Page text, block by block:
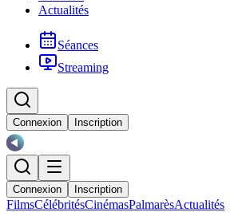
Actualités
Séances
Streaming
Connexion Inscription
Connexion Inscription
FilmsCélébritésCinémasPalmarèsActualités